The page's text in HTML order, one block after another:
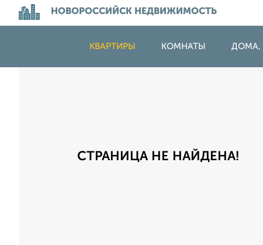
НОВОРОССИЙСК НЕДВИЖИМОСТЬ
КВАРТИРЫ КОМНАТЫ ДОМА,
СТРАНИЦА НЕ НАЙДЕНА!